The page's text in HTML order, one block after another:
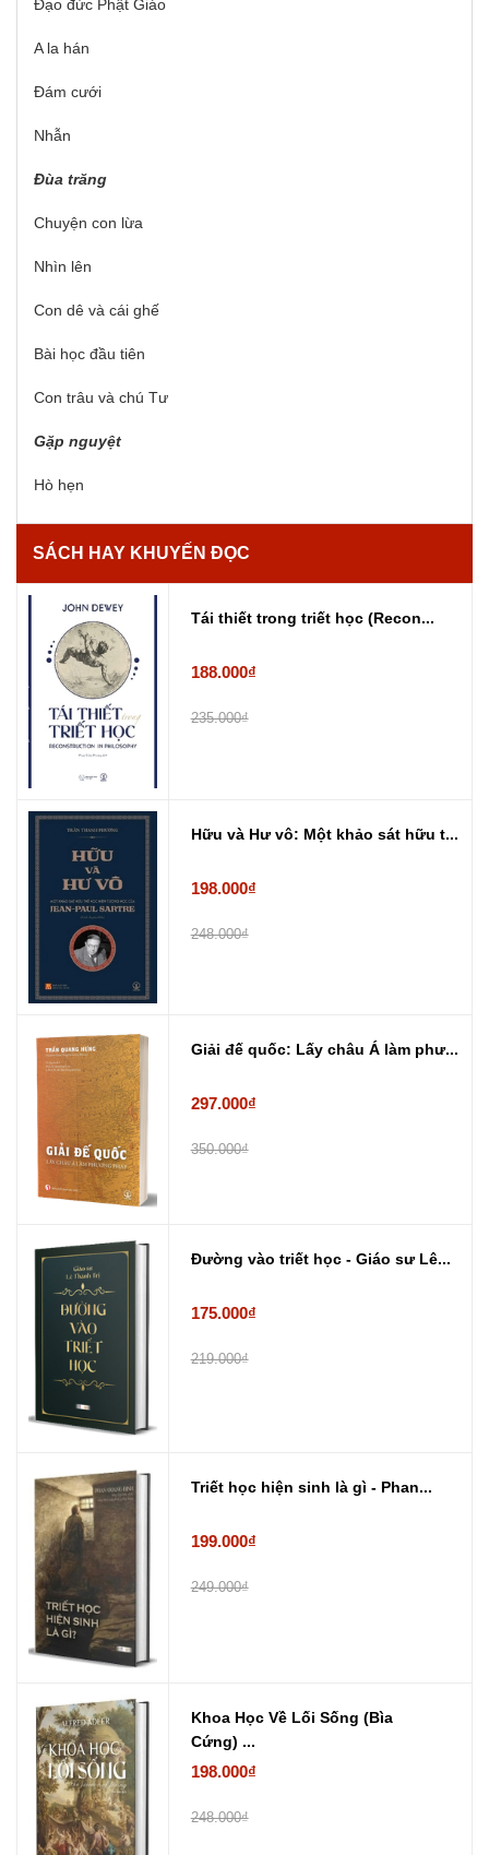
Đạo đức Phật Giáo
A la hán
Đám cưới
Nhẫn
Đùa trăng
Chuyện con lừa
Nhìn lên
Con dê và cái ghế
Bài học đầu tiên
Con trâu và chú Tư
Gặp nguyệt
Hò hẹn
SÁCH HAY KHUYẾN ĐỌC
Tái thiết trong triết học (Recon...
188.000₫
235.000₫
Hữu và Hư vô: Một khảo sát hữu t...
198.000₫
248.000₫
Giải đế quốc: Lấy châu Á làm phư...
297.000₫
350.000₫
Đường vào triết học - Giáo sư Lê...
175.000₫
219.000₫
Triết học hiện sinh là gì - Phan...
199.000₫
249.000₫
Khoa Học Về Lối Sống (Bìa
Cứng) ...
198.000₫
248.000₫